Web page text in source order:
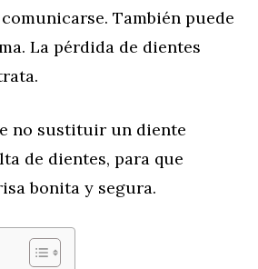
También puede
La pérdida de dientes
no sustituir un diente
de dientes, para que
bonita y segura.